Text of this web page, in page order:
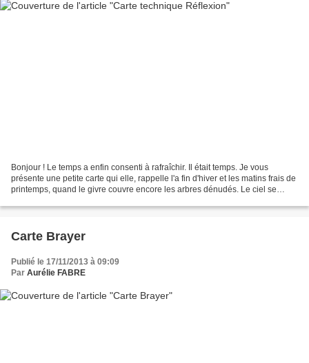
Bonjour ! Le temps a enfin consenti à rafraîchir. Il était temps. Je vous
présente une petite carte qui elle, rappelle l'a fin d'hiver et les matins frais de
printemps, quand le givre couvre encore les arbres dénudés. Le ciel se
Carte Brayer
Publié le 17/11/2013 à 09:09
Par Aurélie FABRE